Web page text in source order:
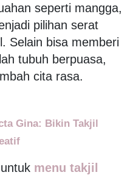
seperti mangga,
pilihan serat
Selain bisa memberi
tubuh berpuasa,
cita rasa.
Gina: Bikin Takjil
menu takjil